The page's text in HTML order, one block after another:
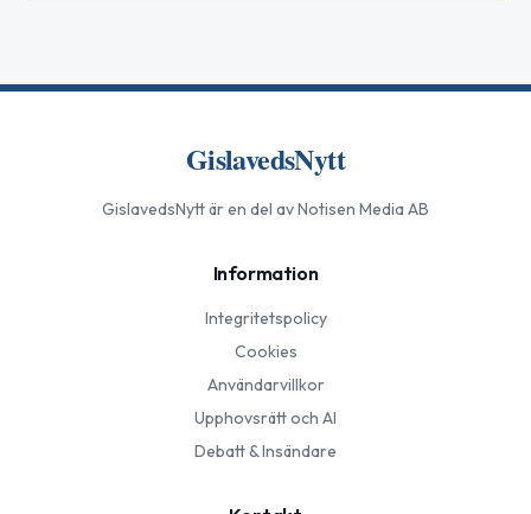
GislavedsNytt
GislavedsNyttär en del av Notisen Media AB
Information
Integritetspolicy
Cookies
Användarvillkor
Upphovsrätt och AI
Debatt & Insändare